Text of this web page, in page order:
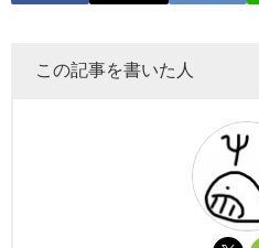
この記事を書いた人